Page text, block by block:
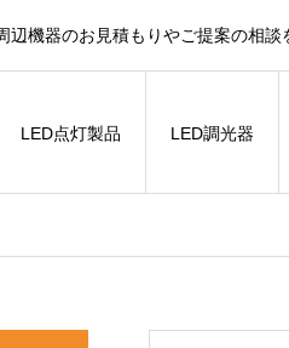
機器のお見積もりやご提案の相談
LED点灯製品 LED調光器